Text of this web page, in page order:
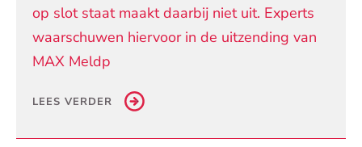
op slot staat maakt daarbij niet uit. Experts
waarschuwen hiervoor in de uitzending van
MAX Meldp
LEES VERDER